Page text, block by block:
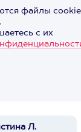
файлы cookie
с их
Л.